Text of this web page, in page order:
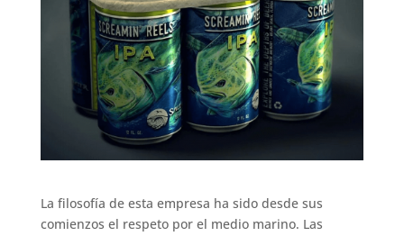
La filosofía de esta empresa ha sido desde sus
comienzos el respeto por el medio marino. Las